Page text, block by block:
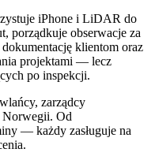
iPhone i LiDAR do
porządkuje obserwacje za
klientom oraz
projektami — lecz
po inspekcji.
zarządcy
Norwegii. Od
— każdy zasługuje na